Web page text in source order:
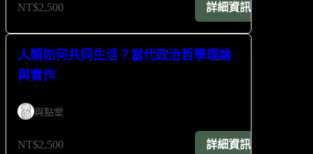
NT$2,500 詳細資訊
人類如何共同生活？當代政治哲學理論
與實作
與點堂
NT$2,500 詳細資訊